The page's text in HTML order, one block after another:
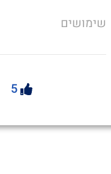
שימושים
5